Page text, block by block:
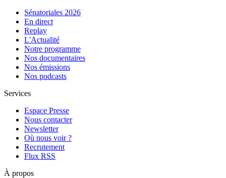
Sénatoriales 2026
En direct
Replay
L'Actualité
Notre programme
Nos documentaires
Nos émissions
Nos podcasts
Services
Espace Presse
Nous contacter
Newsletter
Où nous voir ?
Recrutement
Flux RSS
À propos